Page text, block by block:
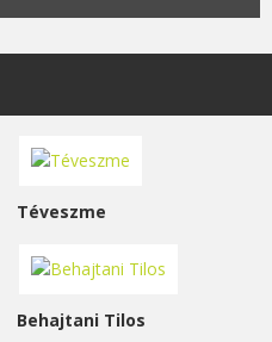
Téveszme
Behajtani Tilos